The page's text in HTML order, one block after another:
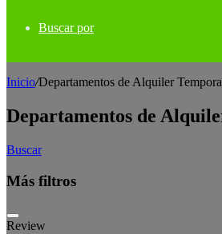
Buscar por
Inicio/Departamentos de Alquiler
Departamentos de
Buscar
Más filtros
Review